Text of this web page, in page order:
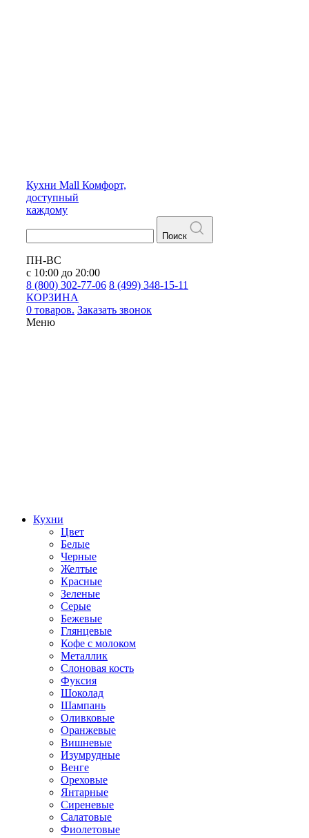
Кухни Mall Комфорт,
доступный
каждому
Поиск
ПН-ВС
с 10:00 до 20:00
8 (800) 302-77-06 8 (499) 348-15-11
КОРЗИНА
0 товаров. Заказать звонок
Меню
Кухни
Цвет
Белые
Черные
Желтые
Красные
Зеленые
Серые
Бежевые
Глянцевые
Кофе с молоком
Металлик
Слоновая кость
Фуксия
Шоколад
Шампань
Оливковые
Оранжевые
Вишневые
Изумрудные
Венге
Ореховые
Янтарные
Сиреневые
Салатовые
Фиолетовые